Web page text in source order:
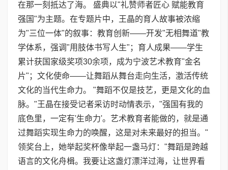
在那一刻抵达了海。 盛典以"礼赞师者匠心 赋能教育
强国"为主题。在专题片中，王晶的育人故事被浓缩
为"三位一体"的叙事：教育创新——开发"无相舞道"教
学体系，强调"用肢体书写人生"；育人成果——学生
累计获国家级奖项30余项，成为宁波艺术教育"金名
片"；文化使命——让舞蹈从舞台走向生活，激活传统
文化的当代生命力。 "舞蹈不仅是技艺，更是文化的血
脉。"王晶在接受记者采访时动情表示，"强国有我的
底色里，一定有'生命力'。艺术教育者能做的，就是通
过舞蹈实现生命力的唤醒，这是对未来最好的担当。"
领奖台上，她举起奖杯像举起一盏马灯："舞蹈是跨越
语言的文化舟楫。我要让这盏灯漂洋过海，让世界看